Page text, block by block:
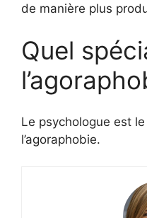
de manière plus
Quel
Le psychologue est
l’agoraphobie.